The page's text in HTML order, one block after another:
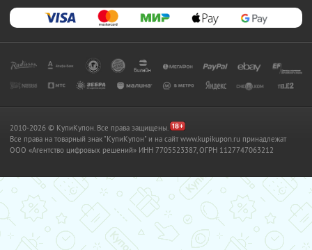
2010-2026 © КупиКупон. Все права защищены.
Все права на товарный знак "КупиКупон" и на сайт www.kupikupon.ru принадлежат
OOO «Агентство цифровых решений» ИНН 7705523387, ОГРН 1127747063212